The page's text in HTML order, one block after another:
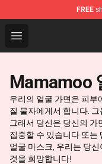
FREE
Open menu
Mamamoo
Mamamoo
우리의 얼굴 가면은 피부
질 물자에게서 합니다.
그래서 당신은 당신의 가
집중할 수 있습니다 또는
얼굴 마스크 , 우리는 당
것을 희망합니다!